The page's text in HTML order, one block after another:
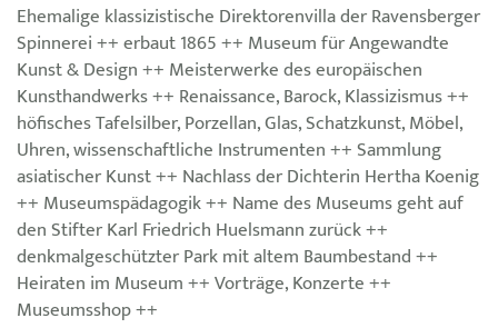
Ehemalige klassizistische Direktorenvilla der Ravensberger
Spinnerei ++ erbaut 1865 ++ Museum für Angewandte
Kunst & Design ++ Meisterwerke des europäischen
Kunsthandwerks ++ Renaissance, Barock, Klassizismus ++
höfisches Tafelsilber, Porzellan, Glas, Schatzkunst, Möbel,
Uhren, wissenschaftliche Instrumenten ++ Sammlung
asiatischer Kunst ++ Nachlass der Dichterin Hertha Koenig
++ Museumspädagogik ++ Name des Museums geht auf
den Stifter Karl Friedrich Huelsmann zurück ++
denkmalgeschützter Park mit altem Baumbestand ++
Heiraten im Museum ++ Vorträge, Konzerte ++
Museumsshop ++